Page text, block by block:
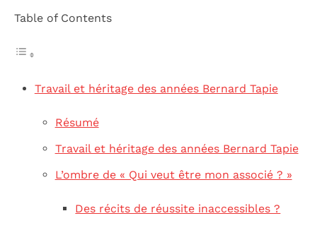
Table of Contents
Travail et héritage des années Bernard Tapie
Résumé
Travail et héritage des années Bernard Tapie
L’ombre de « Qui veut être mon associé ? »
Des récits de réussite inaccessibles ?